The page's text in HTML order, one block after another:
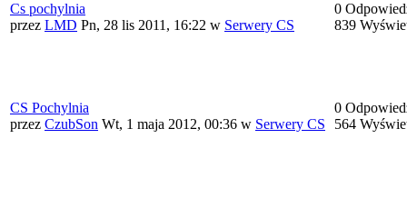
Cs pochylnia
przez LMD Pn, 28 lis 2011, 16:22 w Serwery CS
0
839
CS Pochylnia
przez CzubSon Wt, 1 maja 2012, 00:36 w Serwery CS
0
564